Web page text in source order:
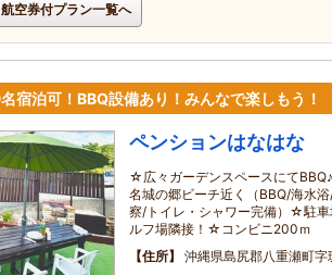
航空券付プラン一覧へ
宿泊可！BBQ設備あり！みんなで楽しもう！
ペンションはなはな
☆広々ガーデンスペースにて
名城の郷ビーチ近く（BBQ/海水
察/トイレ・シャワー完備）☆駐
ルフ場隣接！☆コンビニ200ｍ
住所
沖縄県島尻郡八重瀬町